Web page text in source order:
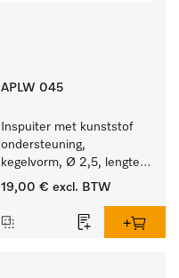
APLW 045
Inspuiter met kunststof
ondersteuning,
kegelvorm, Ø 2,5, lengte
80 mm.
19,00 € excl. BTW